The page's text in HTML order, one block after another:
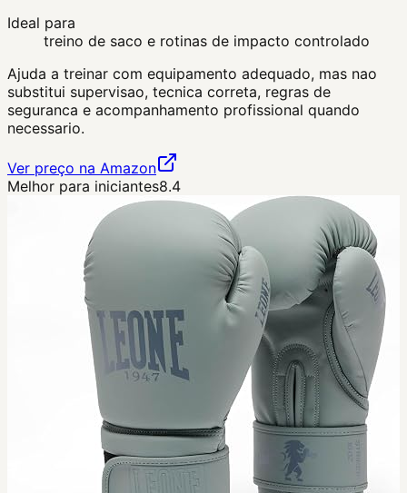
Ideal para
treino de saco e rotinas de impacto controlado
Ajuda a treinar com equipamento adequado, mas nao
substitui supervisao, tecnica correta, regras de
seguranca e acompanhamento profissional quando
necessario.
Ver preço na Amazon
Melhor para iniciantes8.4